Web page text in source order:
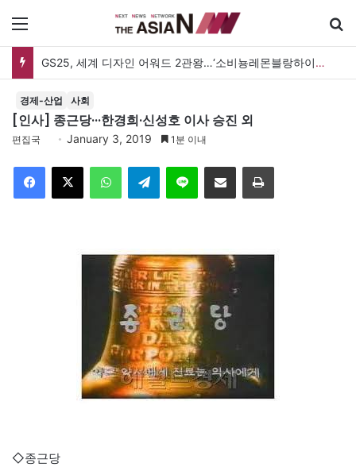
GS25, 세계 디자인 어워드 2관왕…‘소비뇽레몬블랑하이볼’ 디자인 경쟁력 인정
경제-산업 사회
[인사] 종근당···한경희·신성호 이사 승진 외
편집국 January 3, 2019 1분 이내
Telegram 이메일
◇종근당